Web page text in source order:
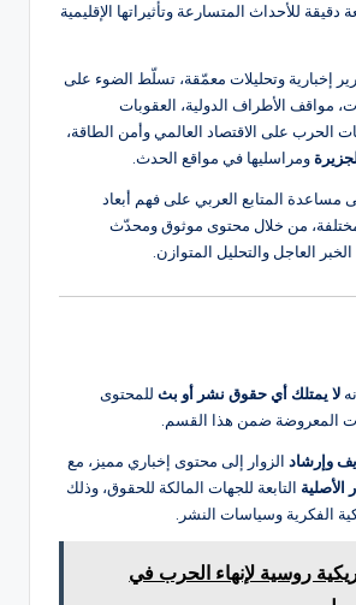
دقيقة للأحداث المتسارعة وتأثيراتها الإقليمية
إخبارية وتحليلات معمّقة، تسلّط الضوء على
مواقف الأطراف الدولية، العقوبات
الحرب على الاقتصاد العالمي وأمن الطاقة،
ومراسليها في مواقع الحدث.
مساعدة المتابع العربي على فهم أبعاد
من خلال محتوى موثوق ومحدّث
العاجل والتحليل المتوازن.
لا يمتلك أي حقوق نشر أو بث للمحتوى
المعروضة ضمن هذا القسم.
وإرشاد الزوار إلى محتوى إخباري مميز، مع
الأصلية التابعة للجهات المالكة للحقوق، وذلك
الفكرية وسياسات النشر.
روسية لإنهاء الحرب في